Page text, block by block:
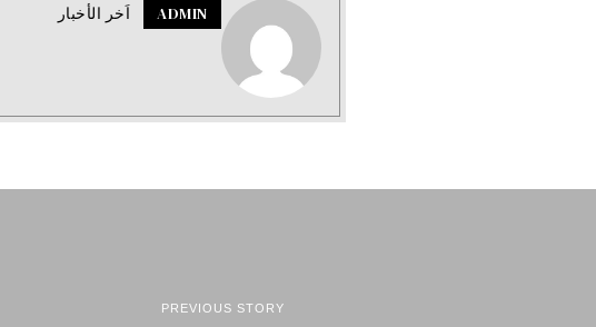
ADMIN اَخر الأخبار
PREVIOUS STORY